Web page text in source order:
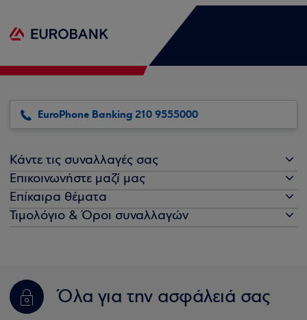
EuroPhone Banking 210 9555000
Κάντε τις συναλλαγές σας
Επικοινωνήστε μαζί μας
Επίκαιρα θέματα
Τιμολόγιο & Όροι συναλλαγών
Όλα για την ασφάλειά σας